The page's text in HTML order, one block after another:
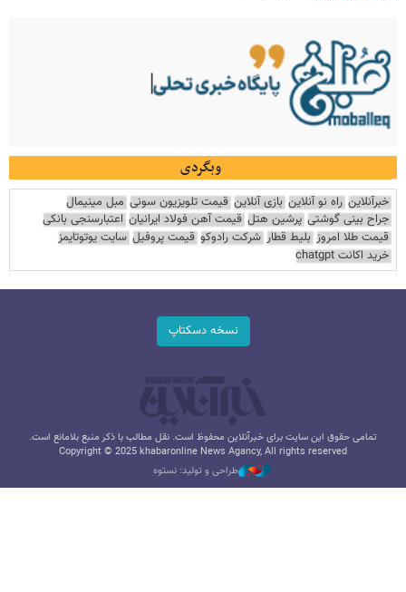
وبگردی
خبرآنلاین راه نو آنلاین بازی آنلاین قیمت تلویزیون سونی مبل مینیمال
جراح بینی گوشتی پرشین هتل قیمت آهن فولاد ایرانیان اعتبارسنجی بانکی
قیمت طلا امروز بلیط قطار شرکت رادوکو قیمت پروفیل سایت یوتوتایمز
خرید اکانت chatgpt
نسخه دسکتاپ
تمامی حقوق این سایت برای خبرآنلاین محفوظ است. نقل مطالب با ذکر منبع بلامانع است.
Copyright © 2025 khabaronline News Agancy, All rights reserved
طراحی و تولید: نستوه